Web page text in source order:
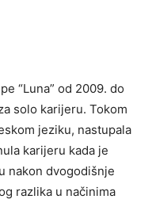
“Luna” od 2009. do
solo karijeru. Tokom
jeziku, nastupala
karijeru kada je
nakon dvogodišnje
razlika u načinima